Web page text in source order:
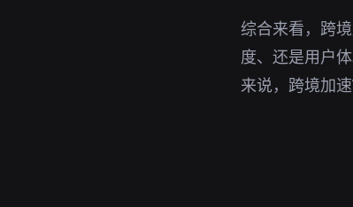
综合来看，跨
度、还是用户
来说，跨境加